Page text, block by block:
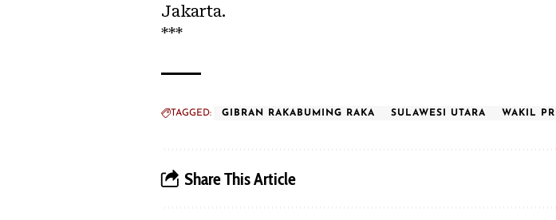
Jakarta.
***
TAGGED: GIBRAN RAKABUMING RAKA SULAWESI UTARA WAKIL
Share This Article